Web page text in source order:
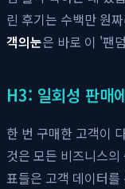
린 후기는 수백만 원
객의눈은 바로 이 '팬
H3: 일회성 판매
한 번 구매한 고객이
것은 모든 비즈니스
표들은 고객 데이터